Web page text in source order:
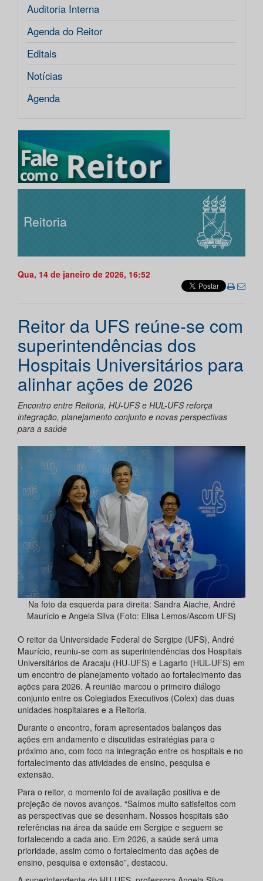
Auditoria Interna
Agenda do Reitor
Editais
Notícias
Agenda
Reitoria
Qua, 14 de janeiro de 2026, 16:52
Reitor da UFS reúne-se com
superintendências dos
Hospitais Universitários para
alinhar ações de 2026
Encontro entre Reitoria, HU-UFS e HUL-UFS reforça
integração, planejamento conjunto e novas perspectivas
para a saúde
Na foto da esquerda para direita: Sandra Aiache, André
Maurício e Angela Silva (Foto: Elisa Lemos/Ascom UFS)
O reitor da Universidade Federal de Sergipe (UFS), André
Maurício, reuniu-se com as superintendências dos Hospitais
Universitários de Aracaju (HU-UFS) e Lagarto (HUL-UFS) em
um encontro de planejamento voltado ao fortalecimento das
ações para 2026. A reunião marcou o primeiro diálogo
conjunto entre os Colegiados Executivos (Colex) das duas
unidades hospitalares e a Reitoria.
Durante o encontro, foram apresentados balanços das
ações em andamento e discutidas estratégias para o
próximo ano, com foco na integração entre os hospitais e no
fortalecimento das atividades de ensino, pesquisa e
extensão.
Para o reitor, o momento foi de avaliação positiva e de
projeção de novos avanços. “Saímos muito satisfeitos com
as perspectivas que se desenham. Nossos hospitais são
referências na área da saúde em Sergipe e seguem se
fortalecendo a cada ano. Em 2026, a saúde será uma
prioridade, assim como o fortalecimento das ações de
ensino, pesquisa e extensão”, destacou.